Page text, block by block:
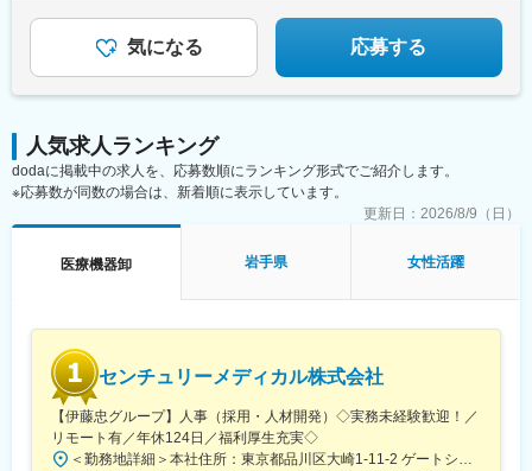
気になる 応募する
人気求人ランキング
dodaに掲載中の求人を、応募数順にランキング形式でご紹介します。
※応募数が同数の場合は、新着順に表示しています。
更新日： 2026/8/9（日）
医療機器卸 岩手県 女性活躍
センチュリーメディカル株式会社
【伊藤忠グループ】人事（採用・人材開発）◇実務未経験歓迎！／
リモート有／年休124日／福利厚生充実◇
＜勤務地詳細＞本社住所：東京都品川区大崎1-11-2 ゲートシティ大崎イーストタワー22Ｆ勤務地最寄駅：JR山手線／大崎駅受動喫煙対策：屋内全面禁煙変更の範囲：会社の定める事業所（リモートワーク含む）